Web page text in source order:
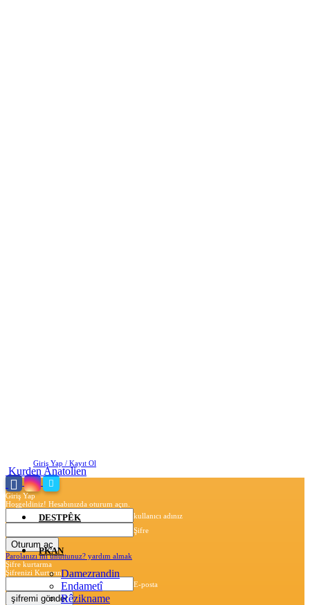
Giriş Yap / Kayıt Ol
Giriş Yap
Hoşgeldiniz! Hesabınızda oturum açın.
kullanıcı adınız
Şifre
Parolanızı mı unuttunuz? yardım almak
Şifre kurtarma
Şifrenizi Kurtarın
E-posta
Kurden Anatolien
DESTPÊK
PKAN
Damezrandin
Endametî
Rêzikname